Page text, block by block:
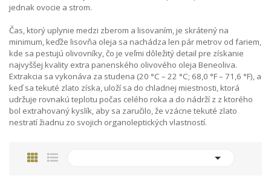
jednak ovocie a strom.
Čas, ktorý uplynie medzi zberom a lisovaním, je skrátený na
minimum, keďže lisovňa oleja sa nachádza len pár metrov od fariem,
kde sa pestujú olivovníky, čo je veľmi dôležitý detail pre získanie
najvyššej kvality extra panenského olivového oleja Beneoliva.
Extrakcia sa vykonáva za studena (20 °C – 22 °C; 68,0 °F – 71,6 °F), a
keď sa tekuté zlato získa, uloží sa do chladnej miestnosti, ktorá
udržuje rovnakú teplotu počas celého roka a do nádrží z z ktorého
bol extrahovaný kyslík, aby sa zaručilo, že vzácne tekuté zlato
nestratí žiadnu zo svojich organoleptických vlastností.
